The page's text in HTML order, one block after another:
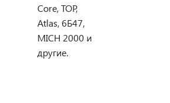
Core, ТОР,
Atlas, 6Б47,
MICH 2000 и
другие.